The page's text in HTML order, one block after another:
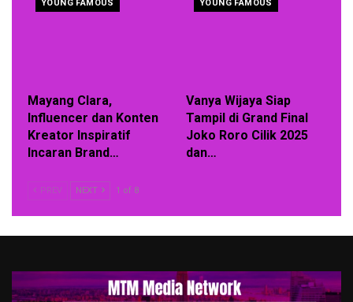
YOUNG FAMOUS
Mayang Clara,
Influencer dan Konten
Kreator Inspiratif
Incaran Brand…
YOUNG FAMOUS
Vanya Wijaya Siap
Tampil di Grand Final
Joko Roro Cilik 2025
dan…
PREV NEXT 1 of 8